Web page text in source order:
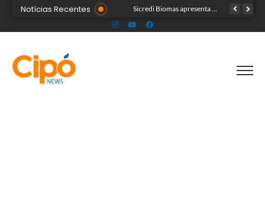
Notícias Recentes Acre segue em alerta para casos de síndrome respiratória aguda grave, aponta Fiocruz